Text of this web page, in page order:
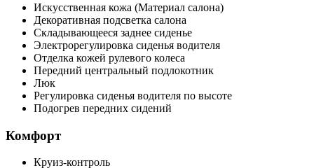
Искусственная кожа (Материал салона)
Декоративная подсветка салона
Складывающееся заднее сиденье
Электрорегулировка сиденья водителя
Отделка кожей рулевого колеса
Передний центральный подлокотник
Люк
Регулировка сиденья водителя по высоте
Подогрев передних сидений
Комфорт
Круиз-контроль